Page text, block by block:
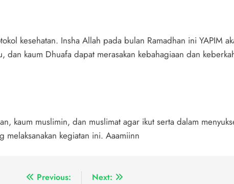
kesehatan. Insha Allah pada bulan Ramadhan ini YAPIM
kaum Dhuafa dapat merasakan kebahagiaan dan
kaum muslimin, dan muslimat agar ikut serta dalam
melaksanakan kegiatan ini. Aaamiinn
Previous:
Next: